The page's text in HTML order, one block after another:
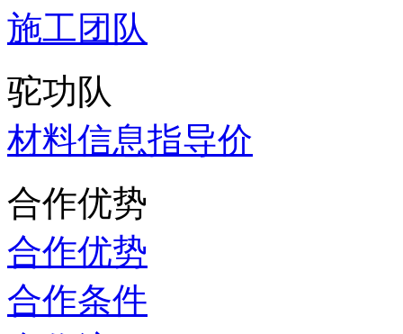
施工团队
驼功队
材料信息指导价
合作优势
合作优势
合作条件